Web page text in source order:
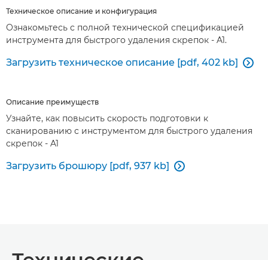
Техническое описание и конфигурация
Ознакомьтесь с полной технической спецификацией
инструмента для быстрого удаления скрепок - A1.
Загрузить техническое описание [pdf, 402 kb] 
Описание преимуществ
Узнайте, как повысить скорость подготовки к
сканированию с инструментом для быстрого удаления
скрепок - A1
Загрузить брошюру [pdf, 937 kb] 